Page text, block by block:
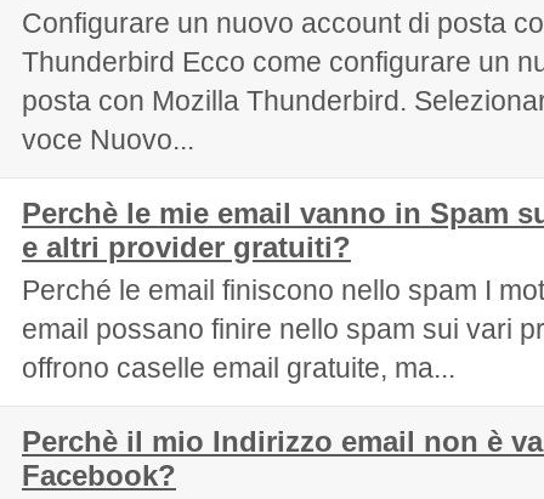
Configurare un nuovo account di posta
Thunderbird Ecco come configurare un
posta con Mozilla Thunderbird.
voce Nuovo...
Perchè le mie email vanno in Spam
e altri provider gratuiti?
Perché le email finiscono nello spam I
email possano finire nello spam sui vari
offrono caselle email gratuite, ma...
Perchè il mio Indirizzo email non è
Facebook?